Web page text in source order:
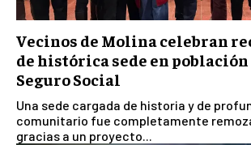
Vecinos de Molina celebran
de histórica sede en
Seguro Social
Una sede cargada de historia y de
comunitario fue completamente
gracias a un proyecto...